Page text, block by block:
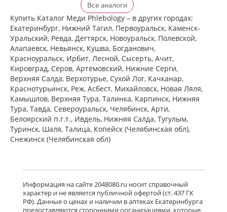
Все аналоги
Купить Каталог Меди Phlebology – в других городах:
Екатеринбург, Нижний Тагил, Первоуральск, Каменск-
Уральский, Ревда, Дегтярск, Новоуральск, Полевской,
Алапаевск, Невьянск, Кушва, Богданович,
Красноуральск, Ирбит, Лесной, Сысерть, Ачит,
Кировград, Серов, Артёмовский, Нижние Cерги,
Верхняя Салда, Верхотурье, Сухой Лог, Качканар,
Краснотурьинск, Реж, Асбест, Михайловск, Новая Ляля,
Камышлов, Верхняя Тура, Талинка, Карпинск, Нижняя
Тура, Тавда, Североуральск, Челябинск, Арти,
Белоярский п.г.т., Ивдель, Нижняя Салда, Тугулым,
Туринск, Шаля, Талица, Копейск (Челябинская обл),
Снежинск (Челябинская обл)
Информация на сайте 2048080.ru носит справочный
характер и не является публичной офертой (ст. 437 ГК
РФ). Данные о ценах и наличии в аптеках Екатеринбурга
предоставляются сторонними организациями, которые